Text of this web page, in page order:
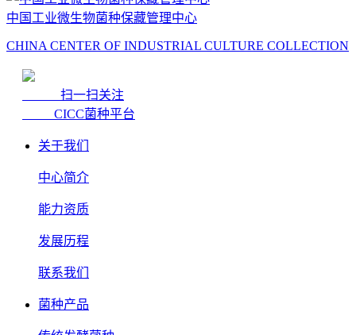
中国工业微生物菌种保藏管理中心
CHINA CENTER OF INDUSTRIAL CULTURE COLLECTION
扫一扫关注
CICC菌种平台
关于我们
中心简介
能力资质
发展历程
联系我们
菌种产品